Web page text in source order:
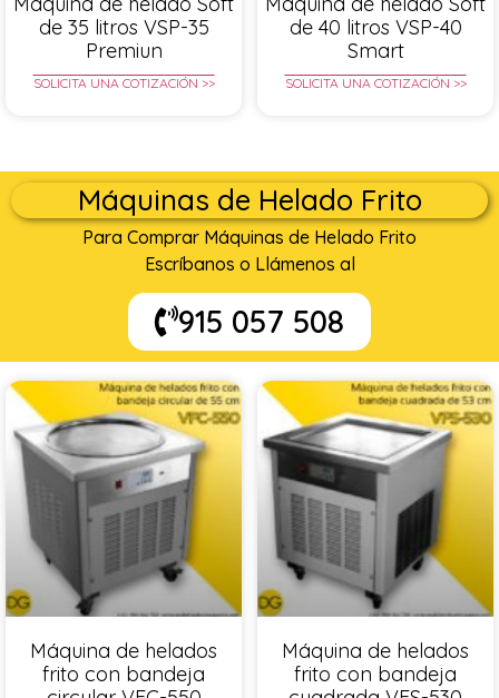
de 35 litros VSP-35
Premiun
SOLICITA UNA COTIZACIÓN >>
de 40 litros VSP-40
Smart
SOLICITA UNA COTIZACIÓN >>
Máquinas de Helado Frito
Para Comprar Máquinas de Helado Frito
Escríbanos o Llámenos al
915 057 508
Máquina de helados
frito con bandeja
Máquina de helados
frito con bandeja